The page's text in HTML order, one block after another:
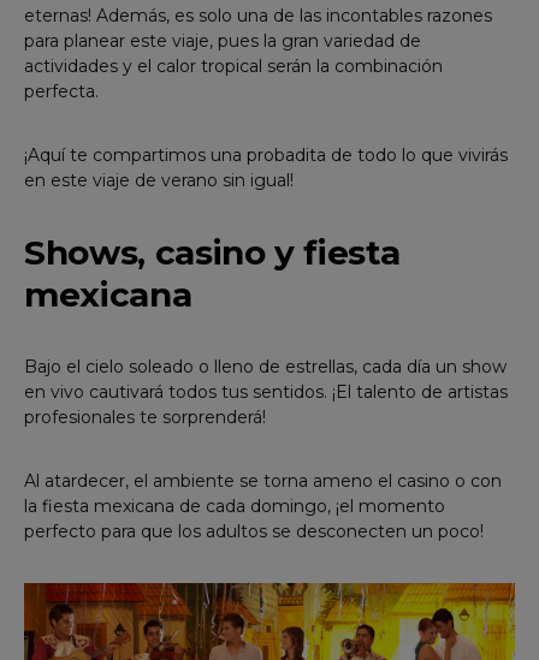
eternas! Además, es solo una de las incontables razones
para planear este viaje, pues la gran variedad de
actividades y el calor tropical serán la combinación
perfecta.
¡Aquí te compartimos una probadita de todo lo que vivirás
en este viaje de verano sin igual!
Shows, casino y fiesta
mexicana
Bajo el cielo soleado o lleno de estrellas, cada día un show
en vivo cautivará todos tus sentidos. ¡El talento de artistas
profesionales te sorprenderá!
Al atardecer, el ambiente se torna ameno el casino o con
la fiesta mexicana de cada domingo, ¡el momento
perfecto para que los adultos se desconecten un poco!